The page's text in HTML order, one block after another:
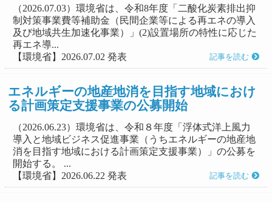
（2026.07.03）環境省は、令和8年度「二酸化炭素排出抑
制対策事業費等補助金（民間企業等による再エネの導入
及び地域共生加速化事業）」(2)設置場所の特性に応じた
再エネ導...
【環境省】2026.07.02 発表
記事を読む
エネルギーの地産地消を目指す地域におけ
る計画策定支援事業の公募開始
（2026.06.23）環境省は、令和８年度「浮体式洋上風力
導入と地域ビジネス促進事業（うちエネルギーの地産地
消を目指す地域における計画策定支援事業）」の公募を
開始する。 ...
【環境省】2026.06.22 発表
記事を読む